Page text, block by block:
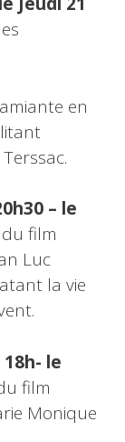
en
– le
film
Luc
la vie
18h- le
film
Monique